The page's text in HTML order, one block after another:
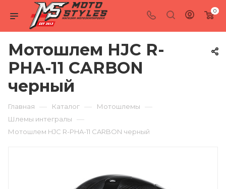
0
Мотошлем HJC R-
PHA-11 CARBON
черный
Главная — Каталог — Мотошлемы —
Шлемы интегралы —
Мотошлем HJC R-PHA-11 CARBON черный